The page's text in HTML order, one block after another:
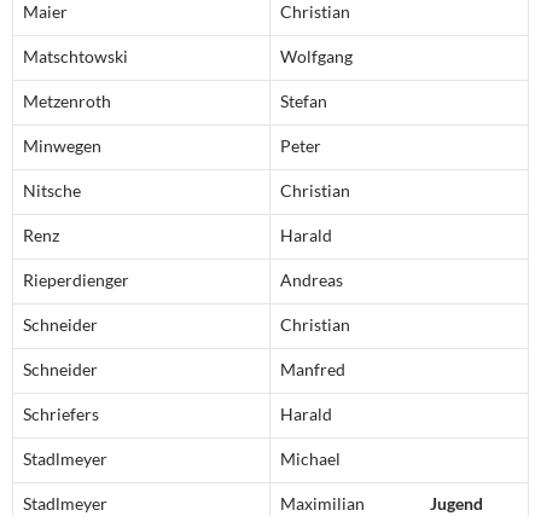
Maier Christian
Matschtowski Wolfgang
Metzenroth Stefan
Minwegen Peter
Nitsche Christian
Renz Harald
Rieperdienger Andreas
Schneider Christian
Schneider Manfred
Schriefers Harald
Stadlmeyer Michael
Stadlmeyer Maximilian Jugend